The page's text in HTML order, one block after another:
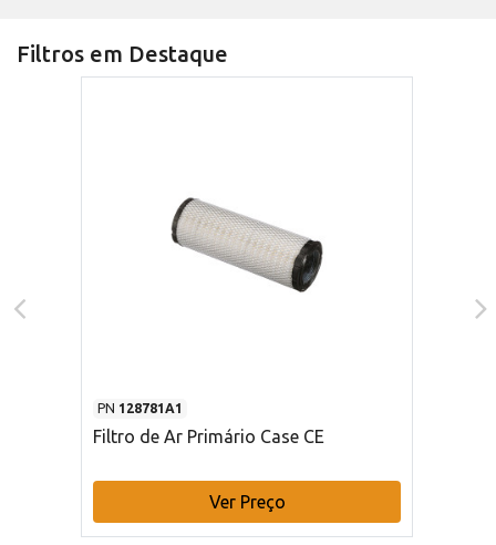
Filtros em Destaque
PN 128781A1
Filtro de Ar Primário Case CE
Ver Preço